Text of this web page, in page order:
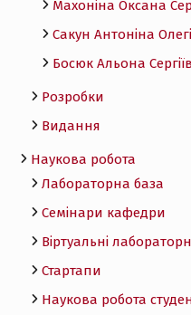
Махоніна Оксана
Сакун Антоніна
Босюк Альона
Розробки
Видання
Наукова робота
Лабораторна база
Семінари кафедри
Віртуальні
Стартапи
Наукова робота